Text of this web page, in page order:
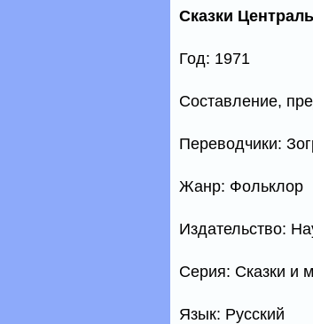
Сказки
Год: 1971
Составление,
Переводчики:
Жанр: Фольклор
Издательство:
Серия: Сказки и
Язык: Русский